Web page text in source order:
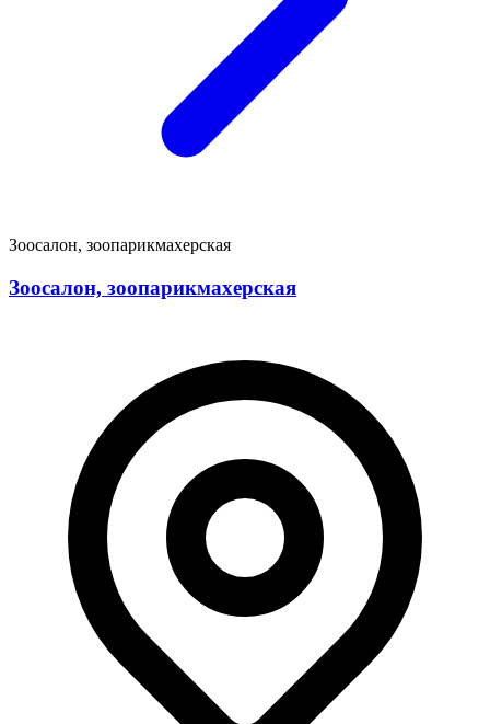
Зоосалон, зоопарикмахерская
Зоосалон, зоопарикмахерская